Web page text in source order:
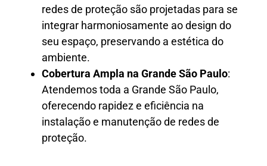
redes de proteção são projetadas para se
integrar harmoniosamente ao design do
seu espaço, preservando a estética do
ambiente.
Cobertura Ampla na Grande São Paulo:
Atendemos toda a Grande São Paulo,
oferecendo rapidez e eficiência na
instalação e manutenção de redes de
proteção.